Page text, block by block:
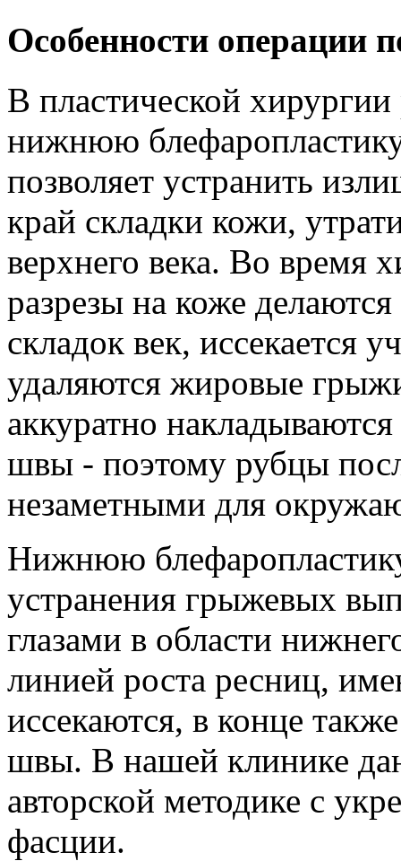
Особенности операции
В пластической
нижнюю
позволяет устранить
край складки кожи,
верхнего века. Во время
разрезы на коже
складок век, иссекается
удаляются жировые
аккуратно
швы - поэтому рубцы
незаметными для
Нижнюю
устранения грыжевых
глазами в области
линией роста ресниц,
иссекаются, в конце
швы. В нашей клинике
авторской методике с
фасции.